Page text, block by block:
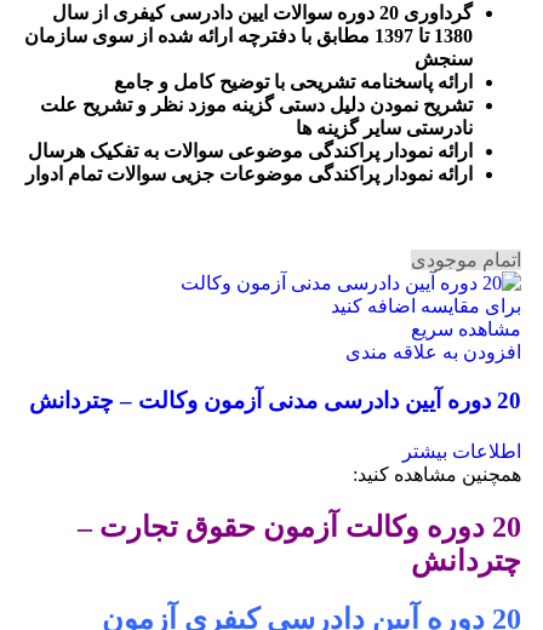
گرداوری 20 دوره سوالات ایین دادرسی کیفری از سال
1380 تا 1397 مطابق با دفترچه ارائه شده از سوی سازمان
سنجش
ارائه پاسخنامه تشریحی با توضیح کامل و جامع
تشریح نمودن دلیل دستی گزینه موزد نظر و تشریح علت
نادرستی سایر گزینه ها
ارائه نمودار پراکندگی موضوعی سوالات به تفکیک هرسال
رائه نمودار پراکندگی موضوعات جزیی سوالات تمام ادوار
اتمام موجودی
برای مقایسه اضافه کنید
مشاهده سریع
افزودن به علاقه مندی
20 دوره آیین دادرسی مدنی آزمون وکالت – چتردانش
اطلاعات بیشتر
همچنین مشاهده کنید:
20 دوره وکالت آزمون حقوق تجارت –
چتردانش
20 دوره آیین دادرسی کیفری آزمون